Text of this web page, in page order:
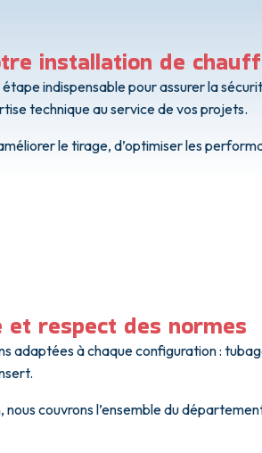
installation de
indispensable pour assurer la
technique au service de vos projets.
le tirage, d’optimiser les
respect des normes
adaptées à chaque configuration :
couvrons l’ensemble du